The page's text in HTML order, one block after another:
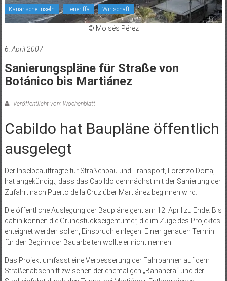
Kanarische Inseln Teneriffa Wirtschaft
© Moisés Pérez
6. April 2007
Sanierungspläne für Straße von
Botánico bis Martiánez
Veröffentlicht von: Wochenblatt
Cabildo hat Baupläne öffentlich
ausgelegt
Der Inselbeauftragte für Straßenbau und Transport, Lorenzo Dorta,
hat angekündigt, dass das Cabildo demnächst mit der Sanierung der
Zufahrt nach Puerto de la Cruz über Martiánez beginnen wird.
Die öffentliche Auslegung der Baupläne geht am 12. April zu Ende. Bis
dahin können die Grundstückseigentümer, die im Zuge des Projektes
enteignet werden sollen, Einspruch einlegen. Einen genauen Termin
für den Beginn der Bauarbeiten wollte er nicht nennen.
Das Projekt umfasst eine Verbesserung der Fahrbahnen auf dem
Straßenabschnitt zwischen der ehemaligen „Bananera“ und der